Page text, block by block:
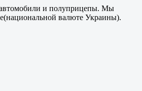
автомобили и полуприцепы. Мы
валюте Украины).